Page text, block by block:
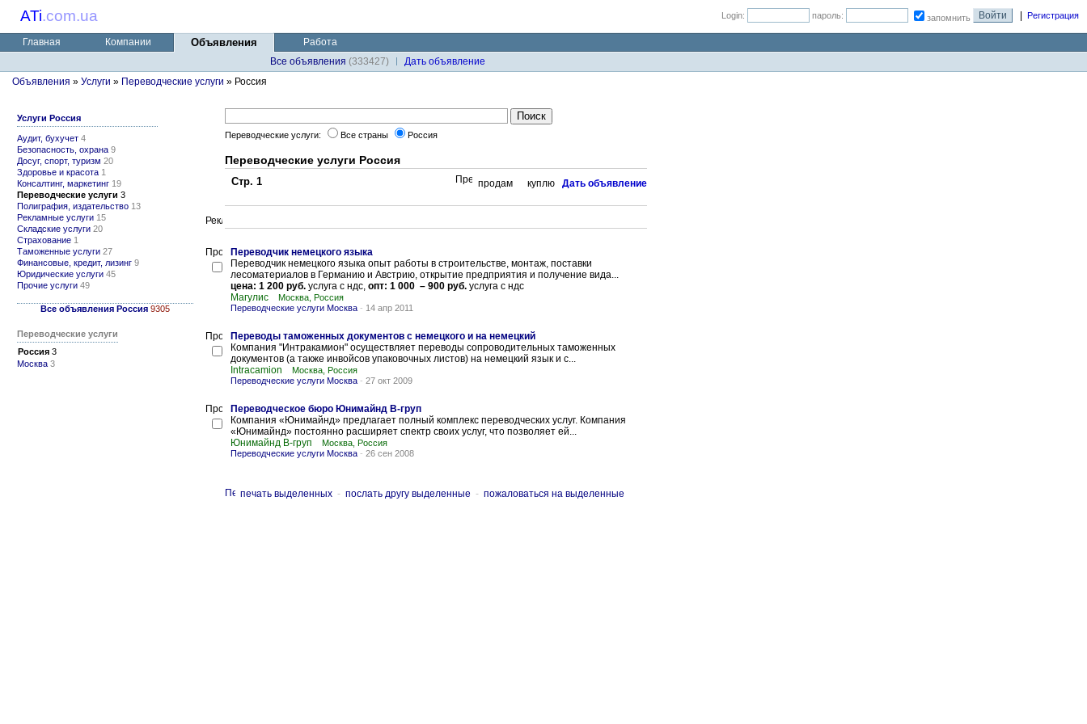
ATi.com.ua Login: пароль: запомнить Регистрация
Главная Компании Объявления
Работа
Все объявления (333427)
Дaть объявление
Объявления » Услуги » Переводческие услуги » Россия
Услуги Россия
Аудит, бухучет 4
Безопасность, охрана 9
Досуг, спорт, туризм 20
Здоровье и красота 1
Консалтинг, маркетинг 19
Переводческие услуги 3
Полиграфия, издательство 13
Рекламные услуги 15
Складские услуги 20
Страхование 1
Таможенные услуги 27
Финансовые, кредит, лизинг 9
Юридические услуги 45
Прочие услуги 49
Все объявления Россия 9305
Переводческие услуги
Россия 3
Москва 3
Переводческие услуги: Все страны Россия
Переводческие услуги Россия
Стр. 1 продам куплю Дaть объявление
Переводчик немецкого языка
Переводчик немецкого языка опыт работы в строительстве, монтаж, поставки
лесоматериалов в Германию и Австрию, открытие предприятия и получение вида...
цена: 1 200 руб. услуга с ндс, опт: 1 000 – 900 руб. услуга с ндс
Магулис
Москва, Россия
Переводческие услуги Москва - 14 апр 2011
Переводы таможенных документов с немецкого и на немецкий
Компания "Интракамион" осуществляет переводы сопроводительных таможенных
документов (а также инвойсов упаковочных листов) на немецкий язык и с...
Intracamion
Москва, Россия
Переводческие услуги Москва - 27 окт 2009
Переводческое бюро Юнимайнд В-груп
Компания «Юнимайнд» предлагает полный комплекс переводческих услуг. Компания
«Юнимайнд» постоянно расширяет спектр своих услуг, что позволяет ей...
Юнимайнд В-груп
Москва, Россия
Переводческие услуги Москва - 26 сен 2008
печать выделенных - послать другу выделенные - пожаловаться на выделенные